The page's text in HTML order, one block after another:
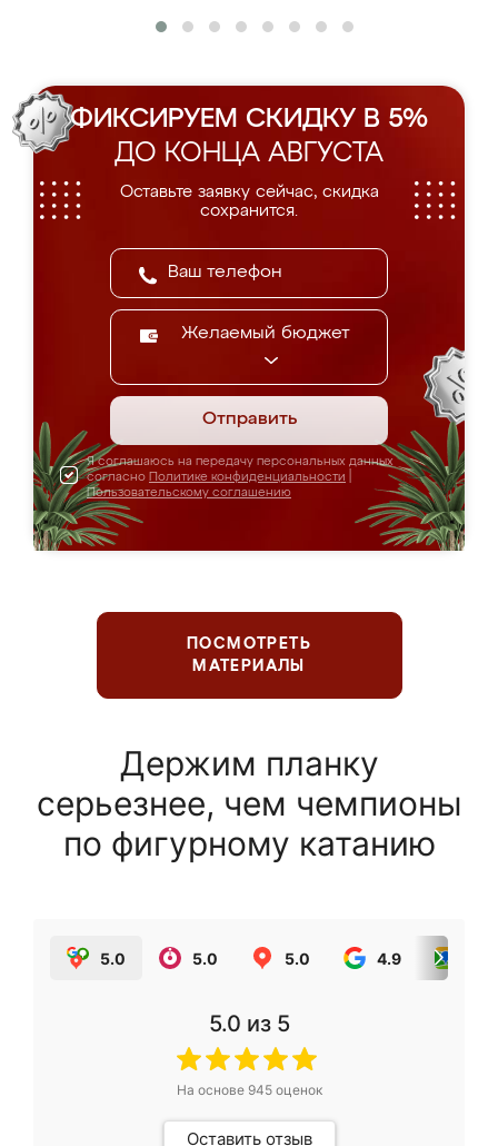
ФИКСИРУЕМ СКИДКУ В 5%
ДО КОНЦА АВГУСТА
Оставьте заявку сейчас, скидка
сохранится.
Желаемый бюджет
Отправить
Я соглашаюсь на передачу персональных данных
согласно Политике конфиденциальности
Пользовательскому соглашению
ПОСМОТРЕТЬ
МАТЕРИАЛЫ
Держим планку
серьезнее, чем чемпионы
по фигурному катанию
5.0 5.0 5.0 4.9
5.0 из 5
На основе 945оценок
Оставить отзыв